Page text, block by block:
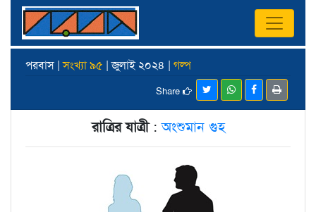
পরবাস |সংখ্যা ৯৫ | জুলাই ২০২৪ | গল্প
Share
রাত্রির যাত্রী:অংশুমান গুহ